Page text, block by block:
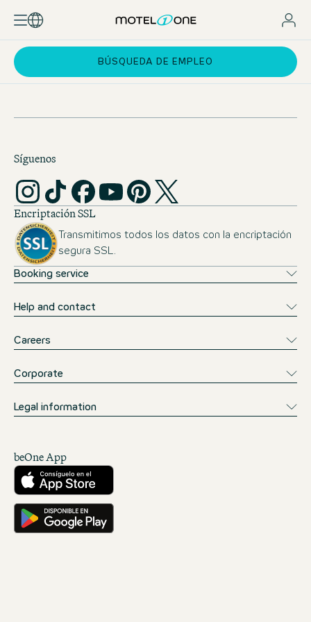
BÚSQUEDA DE EMPLEO
Síguenos
Encriptación SSL
Transmitimos todos los datos con la encriptación
segura SSL.
Booking service
Help and contact
Careers
Corporate
Legal information
beOne App
Descárgalo desde la App Store
Consíguelo en Google Play